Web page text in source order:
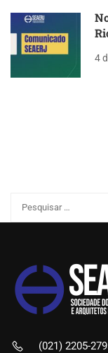
4
(021) 2205-